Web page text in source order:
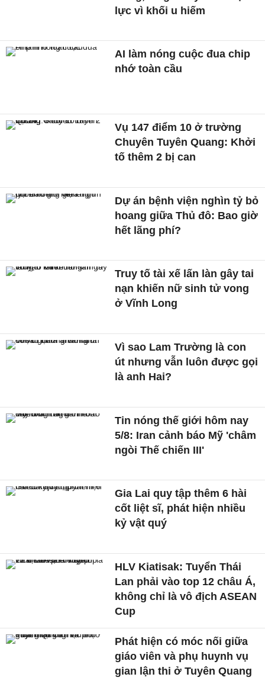
lực vì khối u hiếm
AI làm nóng cuộc đua chip
nhớ toàn cầu
Vụ 147 điểm 10 ở trường
Chuyên Tuyên Quang: Khởi
tố thêm 2 bị can
Dự án bệnh viện nghìn tỷ bỏ
hoang giữa Thủ đô: Bao giờ
hết lãng phí?
Truy tố tài xế lấn làn gây tai
nạn khiến nữ sinh tử vong
ở Vĩnh Long
Vì sao Lam Trường là con
út nhưng vẫn luôn được gọi
là anh Hai?
Tin nóng thế giới hôm nay
5/8: Iran cảnh báo Mỹ 'châm
ngòi Thế chiến III'
Gia Lai quy tập thêm 6 hài
cốt liệt sĩ, phát hiện nhiều
kỷ vật quý
HLV Kiatisak: Tuyển Thái
Lan phải vào top 12 châu Á,
không chỉ là vô địch ASEAN
Cup
Phát hiện có móc nối giữa
giáo viên và phụ huynh vụ
gian lận thi ở Tuyên Quang